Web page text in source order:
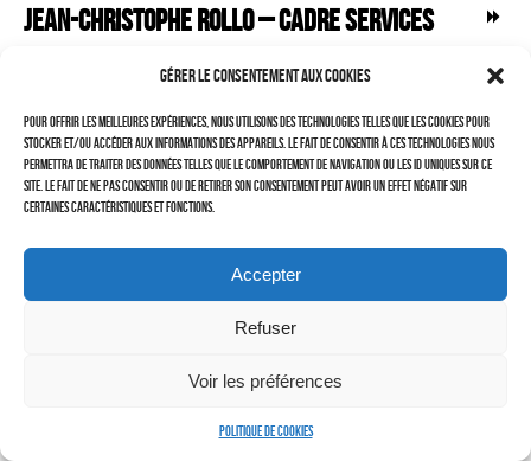
Gérer le consentement aux cookies
Pour offrir les meilleures expériences, nous utilisons des technologies telles que les cookies pour
stocker et/ou accéder aux informations des appareils. Le fait de consentir à ces technologies nous
permettra de traiter des données telles que le comportement de navigation ou les ID uniques sur ce
site. Le fait de ne pas consentir ou de retirer son consentement peut avoir un effet négatif sur
certaines caractéristiques et fonctions.
Accepter
Refuser
Voir les préférences
Politique de cookies
LAURENT DUBIN (site)
Jean-Christophe ROLLO – CADRE SERVICES